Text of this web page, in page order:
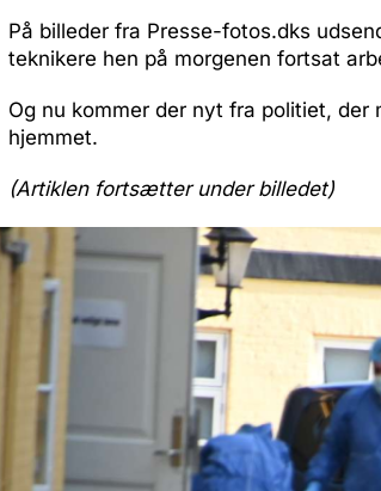
På billeder fra Presse-fotos.dks
teknikere hen på morgenen fortsat
Og nu kommer der nyt fra politiet, der
hjemmet.
(Artiklen fortsætter under billedet)